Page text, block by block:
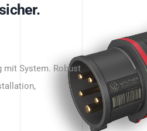
hier.
mit System. Robust
und